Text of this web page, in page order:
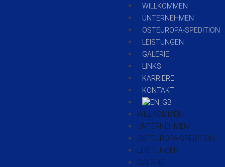
WILLKOMMEN
UNTERNEHMEN
OSTEUROPA-SPEDITION
LEISTUNGEN
GALERIE
LINKS
KARRIERE
KONTAKT
WILLKOMMEN
UNTERNEHMEN
OSTEUROPA-SPEDITION
LEISTUNGEN
GALERIE